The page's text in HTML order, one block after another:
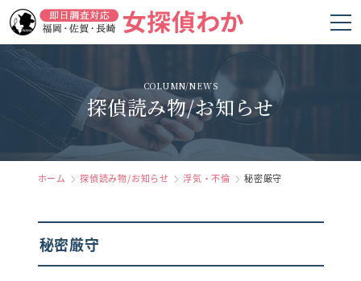
女探偵わかの強み
調査項目
料金
COLUMN/NEWS
探偵読み物/お知らせ
ホーム 探偵読み物/お知らせ 浮気・不倫 秘密厳守
秘密厳守